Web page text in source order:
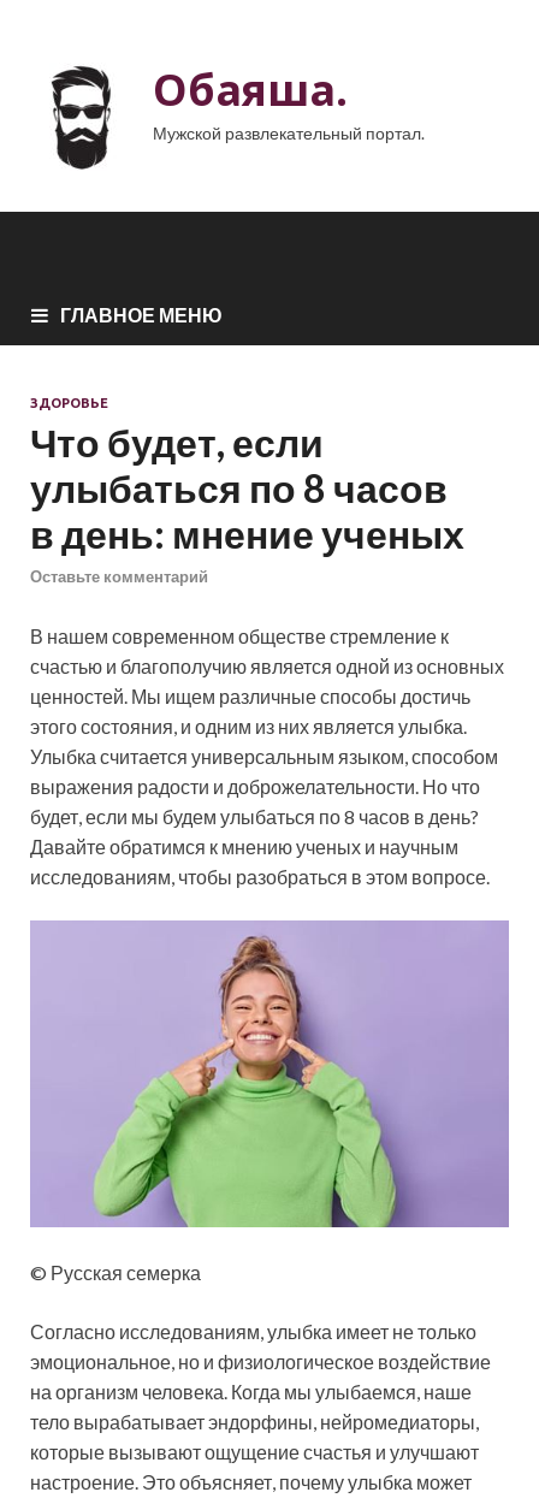
Обаяша.
Мужской развлекательный портал.
ГЛАВНОЕ МЕНЮ
ЗДОРОВЬЕ
Что будет, если
улыбаться по 8 часов
в день: мнение ученых
Оставьте комментарий
В нашем современном обществе стремление к
счастью и благополучию является одной из основных
ценностей. Мы ищем различные способы достичь
этого состояния, и одним из них является улыбка.
Улыбка считается универсальным языком, способом
выражения радости и доброжелательности. Но что
будет, если мы будем улыбаться по 8 часов в день?
Давайте обратимся к мнению ученых и научным
исследованиям, чтобы разобраться в этом вопросе.
© Русская семерка
Согласно исследованиям, улыбка имеет не только
эмоциональное, но и физиологическое воздействие
на организм человека. Когда мы улыбаемся, наше
тело вырабатывает эндорфины, нейромедиаторы,
которые вызывают ощущение счастья и улучшают
настроение. Это объясняет, почему улыбка может